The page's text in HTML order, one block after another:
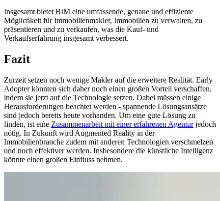
Insgesamt bietet BIM eine umfassende, genaue und effiziente
Möglichkeit für Immobilienmakler, Immobilien zu verwalten, zu
präsentieren und zu verkaufen, was die Kauf- und
Verkaufserfahrung insgesamt verbessert.
Fazit
Zurzeit setzen noch wenige Makler auf die erweitere Realität. Early
Adopter könnten sich daher noch einen großen Vorteil verschaffen,
indem sie jetzt auf die Technologie setzen. Dabei müssen einige
Herausforderungen beachtet werden - spannende Lösungsansätze
sind jedoch bereits heute vorhanden. Um eine gute Lösung zu
finden, ist eine Zusammenarbeit mit einer erfahrenen Agenturjedoch
nötig. In Zukunft wird Augmented Reality in der
Immobilienbranche zudem mit anderen Technologien verschmelzen
und noch effektiver werden. Insbesondere die künstliche Intelligenz
könnte einen großen Einfluss nehmen.